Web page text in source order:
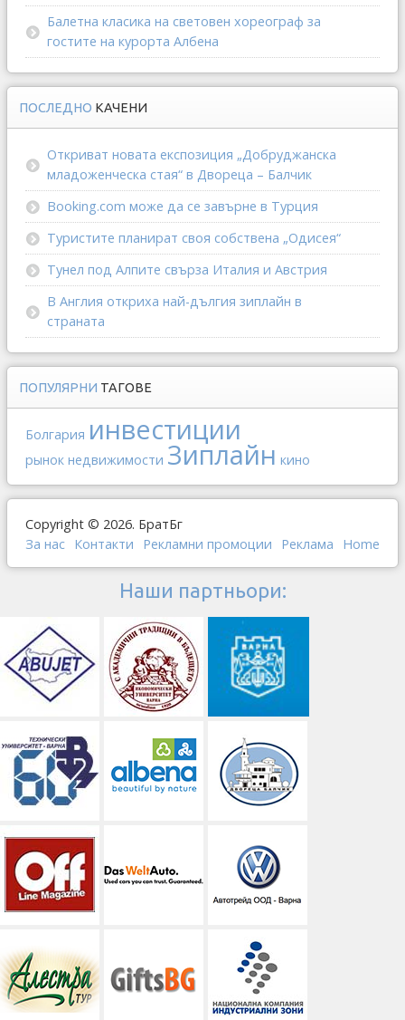
Балетна класика на световен хореограф за
гостите на курорта Албена
ПОСЛЕДНО КАЧЕНИ
Откриват новата експозиция „Добруджанска
младоженческа стая“ в Двореца – Балчик
Booking.com може да се завърне в Турция
Туристите планират своя собствена „Одисея“
Тунел под Алпите свърза Италия и Австрия
В Англия откриха най-дългия зиплайн в
страната
ПОПУЛЯРНИ ТАГОВЕ
Болгария инвестиции
рынок недвижимости Зиплайн кино
Copyright © 2026. БратБг
За нас Контакти Рекламни промоции Реклама Home
Наши партньори: